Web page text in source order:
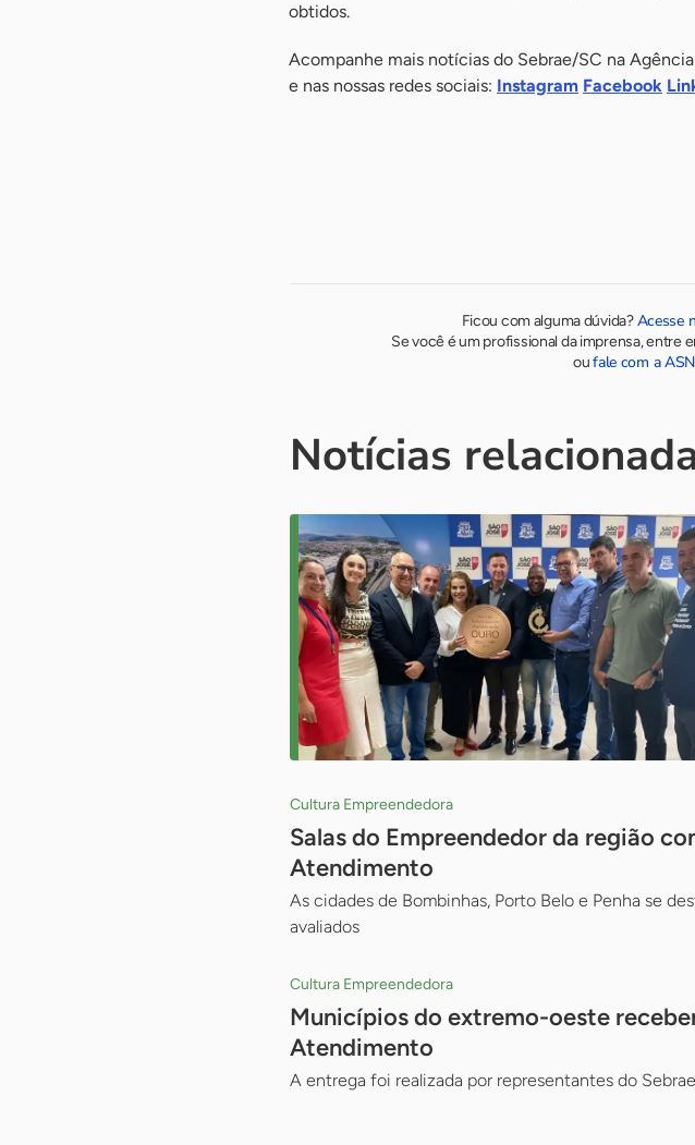
obtidos.
Acompanhe mais notícias do Sebrae/SC na
e nas nossas redes sociais: Instagram Facebook
Ficou com alguma dúvida?Acesse
Se você é um profissional da imprensa, entre
oufale com a
Notícias
Cultura Empreendedora
Salas do Empreendedor da região
Atendimento
As cidades de Bombinhas, Porto Belo e Penha se
avaliados
Cultura Empreendedora
Municípios do extremo-oeste
Atendimento
A entrega foi realizada por representantes do